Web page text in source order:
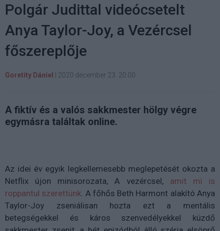
Polgár Judittal videócsetelt
Anya Taylor-Joy, a Vezércsel
főszereplője
Goretity Dániel 2020 december 23. 20:00
A fiktív és a valós sakkmester hölgy végre
egymásra találtak online.
Az idei év egyik legkellemesebb meglepetését okozta a
Netflix újon minisorozata, A vezércsel, amit mi is
roppantul szerettünk . A főhős Beth Harmont alakító Anya
Taylor-Joy zseniálisan hozta ezt a mentális
betegségekkel és káros szenvedélyekkel küzdő